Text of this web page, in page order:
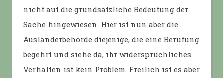
nicht auf die grundsätzliche Bedeutung der
Sache hingewiesen. Hier ist nun aber die
Ausländerbehörde diejenige, die eine Berufung
begehrt und siehe da, ihr widersprüchliches
Verhalten ist kein Problem. Freilich ist es aber